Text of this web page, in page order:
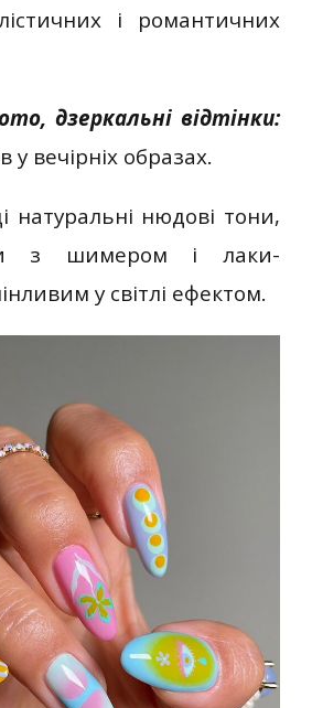
і романтичних
дзеркальні відтінки:
у вечірніх образах.
натуральні нюдові тони,
з шимером і лаки-
у світлі ефектом.